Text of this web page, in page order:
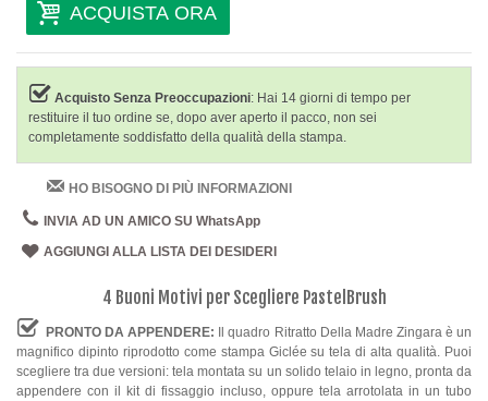
ACQUISTA ORA
Acquisto Senza Preoccupazioni: Hai 14 giorni di tempo per
restituire il tuo ordine se, dopo aver aperto il pacco, non sei
completamente soddisfatto della qualità della stampa.
HO BISOGNO DI PIÙ INFORMAZIONI
INVIA AD UN AMICO SU WhatsApp
AGGIUNGI ALLA LISTA DEI DESIDERI
4 Buoni Motivi per Scegliere PastelBrush
PRONTO DA APPENDERE:
Il quadro Ritratto Della Madre Zingara è un
magnifico dipinto riprodotto come stampa Giclée su tela di alta qualità. Puoi
scegliere tra due versioni: tela montata su un solido telaio in legno, pronta da
appendere con il kit di fissaggio incluso, oppure tela arrotolata in un tubo